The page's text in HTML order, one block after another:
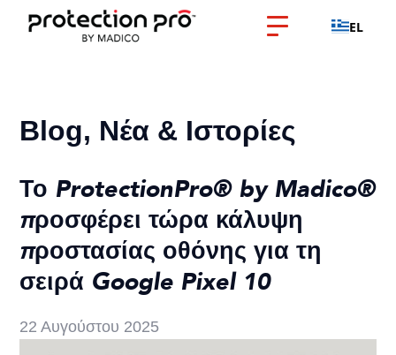
EL
Blog, Νέα & Ιστορίες
Το ProtectionPro® by Madico®
προσφέρει τώρα κάλυψη
προστασίας οθόνης για τη
σειρά Google Pixel 10
22 Αυγούστου 2025